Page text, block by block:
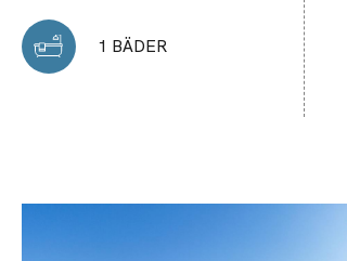
1 BÄDER